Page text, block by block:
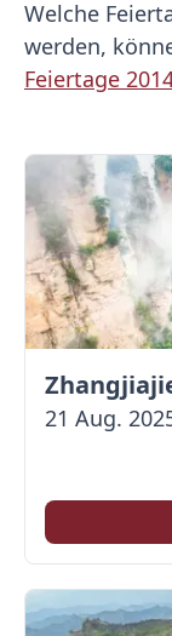
Welche
werden,
Feiertage
21 Aug.